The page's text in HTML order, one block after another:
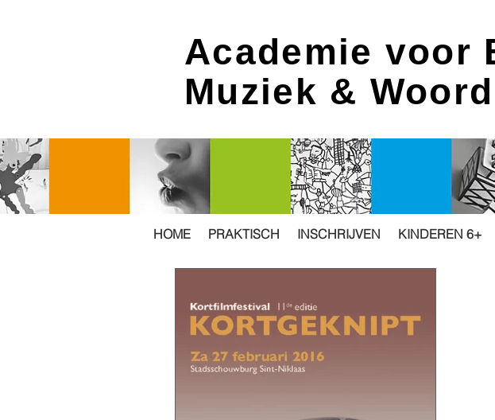
Academie voor
Muziek & Woord
HOME PRAKTISCH INSCHRIJVEN KINDEREN 6+